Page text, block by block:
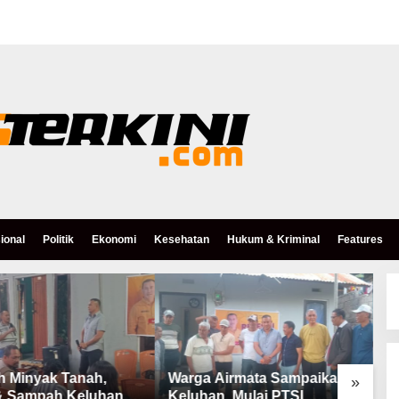
Politik Ekonomi Kesehatan Hukum & Kriminal Features
»
Minyak Tanah,
Warga Airmata Sampaikan